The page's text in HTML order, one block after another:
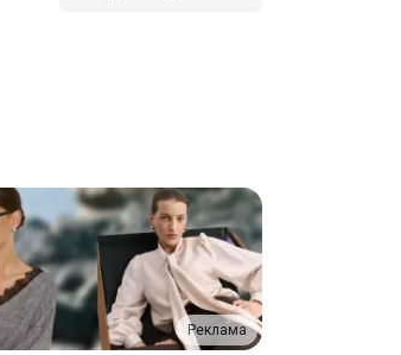
Реклама